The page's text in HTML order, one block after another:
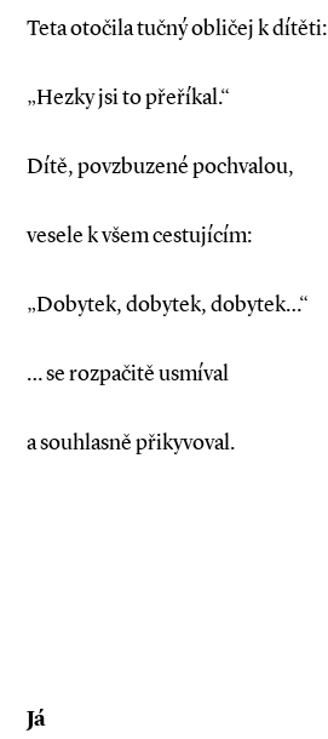
Teta otočila tučný obličej k dítěti:
„Hezky jsi to přeříkal.“
Dítě, povzbuzené pochvalou,
vesele k všem cestujícím:
„Dobytek, dobytek, dobytek…“
… se rozpačitě usmíval
a souhlasně přikyvoval.
Já